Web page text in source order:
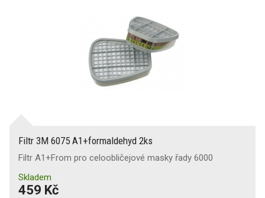
Filtr 3M 6075 A1+formaldehyd 2ks
Filtr A1+From pro celoobličejové masky řady 6000
Skladem
459 Kč